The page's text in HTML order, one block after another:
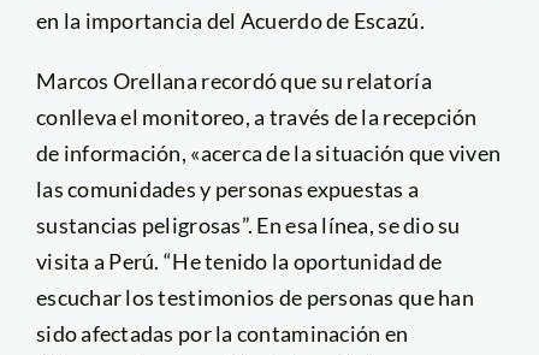
en la importancia del Acuerdo de Escazú.
Marcos Orellana recordó que su relatoría
conlleva el monitoreo, a través de la recepción
de información, «acerca de la situación que viven
las comunidades y personas expuestas a
sustancias peligrosas”. En esa línea, se dio su
visita a Perú. “He tenido la oportunidad de
escuchar los testimonios de personas que han
sido afectadas por la contaminación en